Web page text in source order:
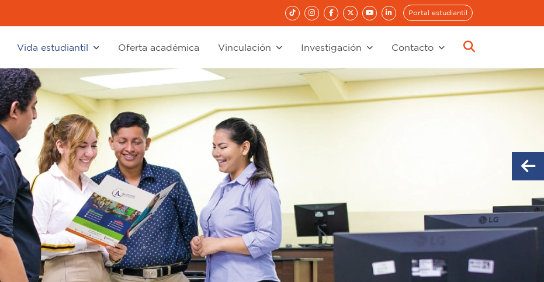
Portal estudiantil
Vida estudiantil Oferta académica Vinculación Investigación Contacto